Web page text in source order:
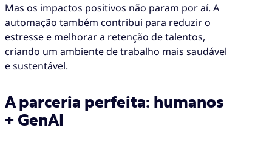
Mas os impactos positivos não param por aí. A
automação também contribui para reduzir o
estresse e melhorar a retenção de talentos,
criando um ambiente de trabalho mais saudável
e sustentável.
A parceria perfeita: humanos
+ GenAI